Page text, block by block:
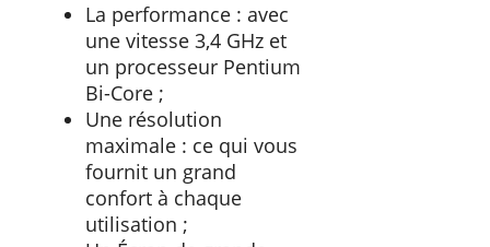
La performance : avec
une vitesse 3,4 GHz et
un processeur Pentium
Bi-Core ;
Une résolution
maximale : ce qui vous
fournit un grand
confort à chaque
utilisation ;